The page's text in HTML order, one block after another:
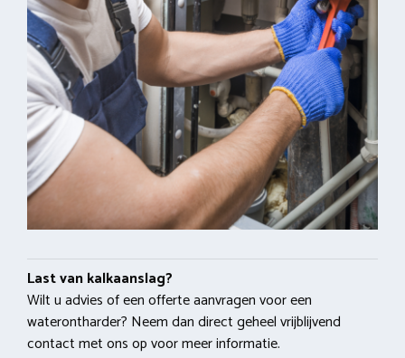
Last van kalkaanslag?
Wilt u advies of een offerte aanvragen voor een
waterontharder? Neem dan direct geheel vrijblijvend
contact met ons op voor meer informatie.